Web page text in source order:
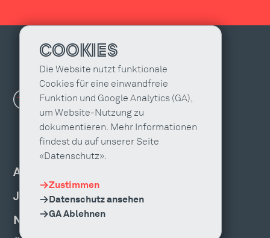
COOKIES
Die Website nutzt funktionale
Cookies für eine einwandfreie
Funktion und Google Analytics (GA),
um Website-Nutzung zu
dokumentieren. Mehr Informationen
findest du auf unserer Seite
«Datenschutz».
Zustimmen
Datenschutz ansehen
GA Ablehnen
AGENTUR FINDEN
JOBS & WEITERBILDUNG
NEWS, EVENTS & PUBLIKATIONEN